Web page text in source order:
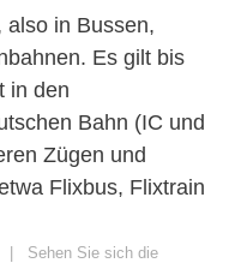
also in Bussen,
Es gilt bis
in den
Bahn (IC und
Zügen und
Flixbus, Flixtrain
| Sehen Sie sich die